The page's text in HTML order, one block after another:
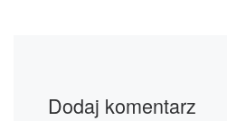
Dodaj komentarz